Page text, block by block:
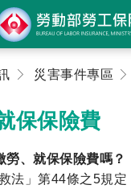
災害事件專區
保保險費
勞、就保保險費嗎？
法」第44條之5規定